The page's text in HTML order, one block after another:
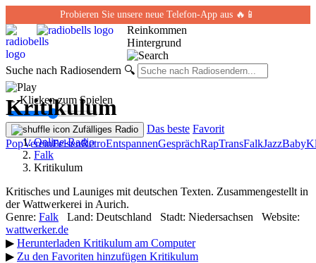
Probieren Sie unsere neue Telefon-App aus 🔥📱
Reinkommen
Hintergrund
Suche nach Radiosendern 🔍
← Klicken zum Spielen
Zufälliges Radio Das beste Favorit
PopVereinFelsenRetroEntspannenGesprächRapTransFalkJazzBaby
Kritikulum
Online-Radio
Falk
Kritikulum
Kritisches und Launiges mit deutschen Texten. Zusammengestellt in
der Wattwerkerei in Aurich.
Genre: Falk Land: Deutschland Stadt: Niedersachsen Website:
wattwerker.de
▶ Herunterladen Kritikulum am Computer
▶ Zu den Favoriten hinzufügen Kritikulum